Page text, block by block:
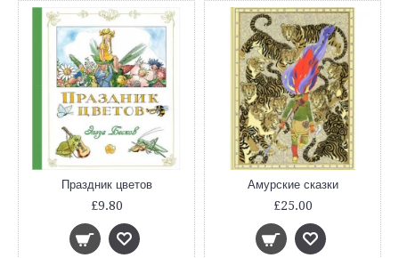
Праздник цветов
£9.80
Амурские сказки
£25.00